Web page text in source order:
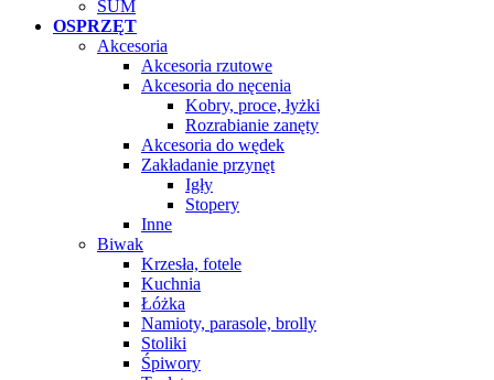
SUM
OSPRZĘT
Akcesoria
Akcesoria rzutowe
Akcesoria do nęcenia
Kobry, proce, łyżki
Rozrabianie zanęty
Akcesoria do wędek
Zakładanie przynęt
Igły
Stopery
Inne
Biwak
Krzesła, fotele
Kuchnia
Łóżka
Namioty, parasole, brolly
Stoliki
Śpiwory